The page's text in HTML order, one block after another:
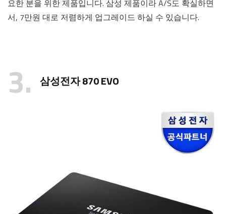
요한 분을 위한 제품입니다. 삼성 제품이라 A/S도 확실하면
서, 7만원 대로 저렴하게 업그레이드 하실 수 있습니다.
3 삼성전자 870 EVO